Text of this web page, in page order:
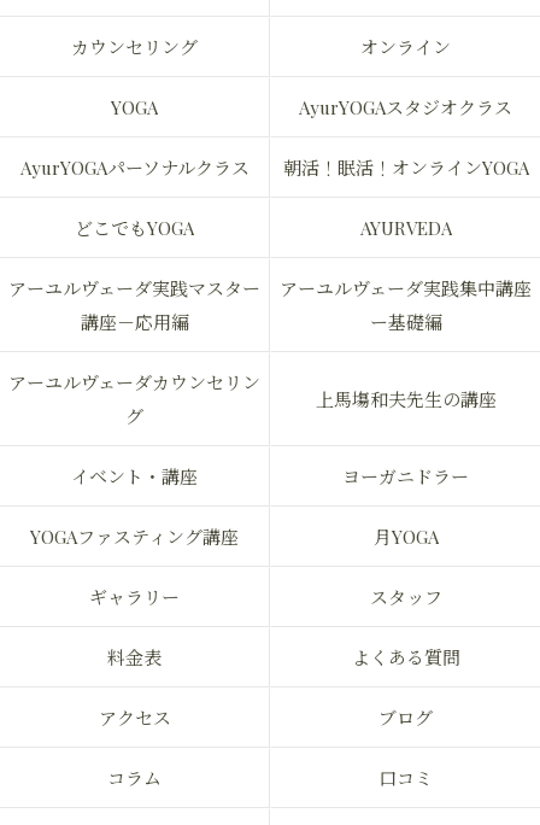
カウンセリング オンライン
YOGA AyurYOGAスタジオクラス
AyurYOGAパーソナルクラス 朝活！眠活！オンラインYOGA
どこでもYOGA AYURVEDA
アーユルヴェーダ実践マスター
講座－応用編
アーユルヴェーダ実践集中講座
ー基礎編
アーユルヴェーダカウンセリン
グ
上馬塲和夫先生の講座
イベント・講座 ヨーガニドラー
YOGAファスティング講座 月YOGA
ギャラリー スタッフ
料金表 よくある質問
アクセス ブログ
コラム 口コミ